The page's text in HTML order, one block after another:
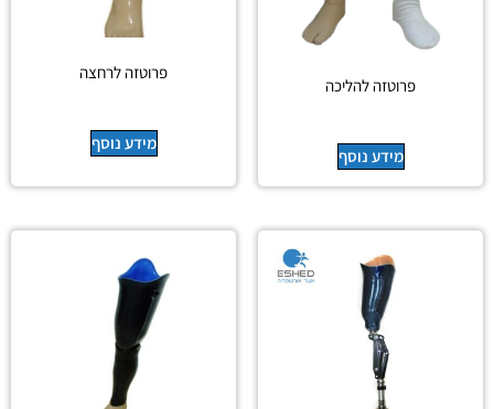
פרוטזה להליכה
מידע נוסף
פרוטזה לרחצה
מידע נוסף